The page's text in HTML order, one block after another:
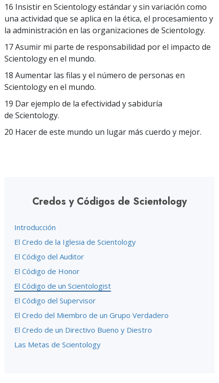
16 Insistir en Scientology estándar y sin variación como
una actividad que se aplica en la ética, el procesamiento y
la administración en las organizaciones de Scientology.
17 Asumir mi parte de responsabilidad por el impacto de
Scientology en el mundo.
18 Aumentar las filas y el número de personas en
Scientology en el mundo.
19 Dar ejemplo de la efectividad y sabiduría
de Scientology.
20 Hacer de este mundo un lugar más cuerdo y mejor.
Credos y Códigos de Scientology
Introducción
El Credo de la Iglesia de Scientology
El Código del Auditor
El Código de Honor
El Código de un Scientologist
El Código del Supervisor
El Credo del Miembro de un Grupo Verdadero
El Credo de un Directivo Bueno y Diestro
Las Metas de Scientology